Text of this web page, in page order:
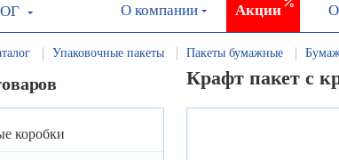
О компании Акции
Упаковочные пакеты Пакеты бумажные
коробки
Крафт пакет с